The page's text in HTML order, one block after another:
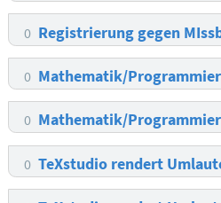
0 Registrierung gegen
0 Mathematik/
0 Mathematik/
0 TeXstudio rendert